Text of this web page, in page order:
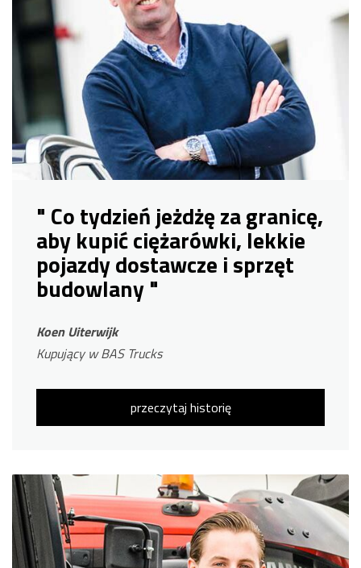
" Co tydzień jeżdżę za granicę,
aby kupić ciężarówki, lekkie
pojazdy dostawcze i sprzęt
budowlany "
Koen Uiterwijk
Kupujący w BAS Trucks
przeczytaj historię